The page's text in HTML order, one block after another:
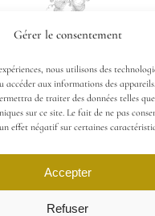
Gérer le consentement
nous utilisons des
accéder aux informations des
de traiter des données telles
sur ce site. Le fait de ne pas
effet négatif sur certaines
Accepter
Refuser